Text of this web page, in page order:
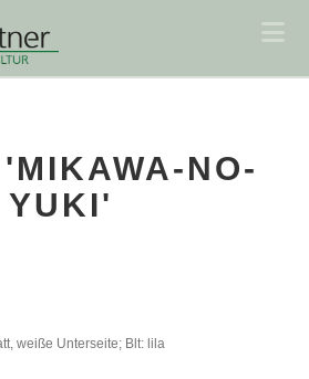
NO-
YUKI'
weiße Unterseite; Blt: lila